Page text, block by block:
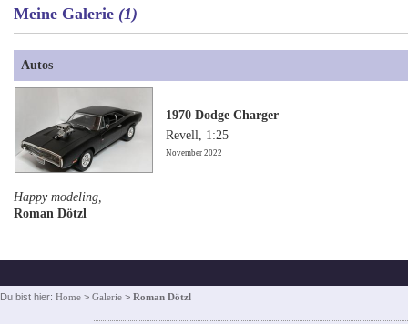
Meine Galerie (1)
Autos
1970 Dodge Charger
Revell, 1:25
November 2022
Happy modeling,
Roman Dötzl
Du bist hier: Home > Galerie > Roman Dötzl